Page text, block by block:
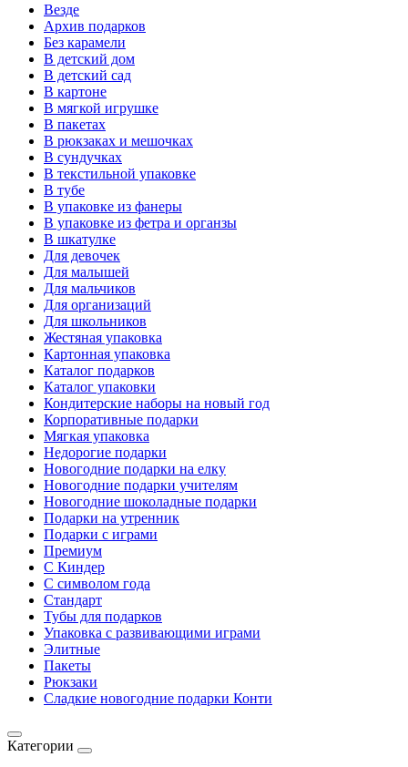
Везде
Архив подарков
Без карамели
В детский дом
В детский сад
В картоне
В мягкой игрушке
В пакетах
В рюкзаках и мешочках
В сундучках
В текстильной упаковке
В тубе
В упаковке из фанеры
В упаковке из фетра и органзы
В шкатулке
Для девочек
Для малышей
Для мальчиков
Для организаций
Для школьников
Жестяная упаковка
Картонная упаковка
Каталог подарков
Каталог упаковки
Кондитерские наборы на новый год
Корпоративные подарки
Мягкая упаковка
Недорогие подарки
Новогодние подарки на елку
Новогодние подарки учителям
Новогодние шоколадные подарки
Подарки на утренник
Подарки с играми
Премиум
С Киндер
С символом года
Стандарт
Тубы для подарков
Упаковка с развивающими играми
Элитные
Пакеты
Рюкзаки
Сладкие новогодние подарки Конти
Категории